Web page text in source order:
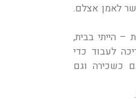
לאמן אצלם.
הייתי בבית,
לעבוד כדי
כשכירה וגם